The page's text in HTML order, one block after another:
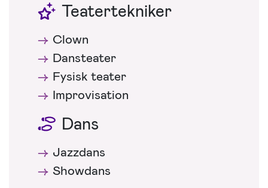
Teatertekniker
Clown
Dansteater
Fysisk teater
Improvisation
Dans
Jazzdans
Showdans